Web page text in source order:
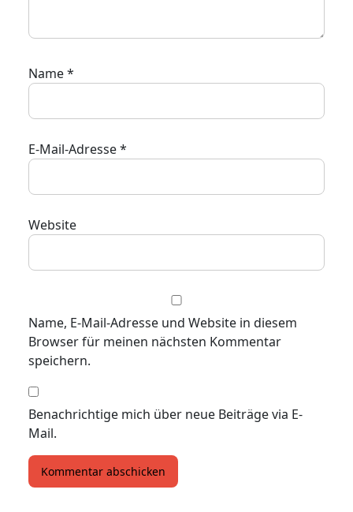
Name*
E-Mail-Adresse*
Website
Name, E-Mail-Adresse und Website in diesem
Browser für meinen nächsten Kommentar
speichern.
Benachrichtige mich über neue Beiträge via E-
Mail.